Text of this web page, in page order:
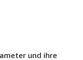
und ihre